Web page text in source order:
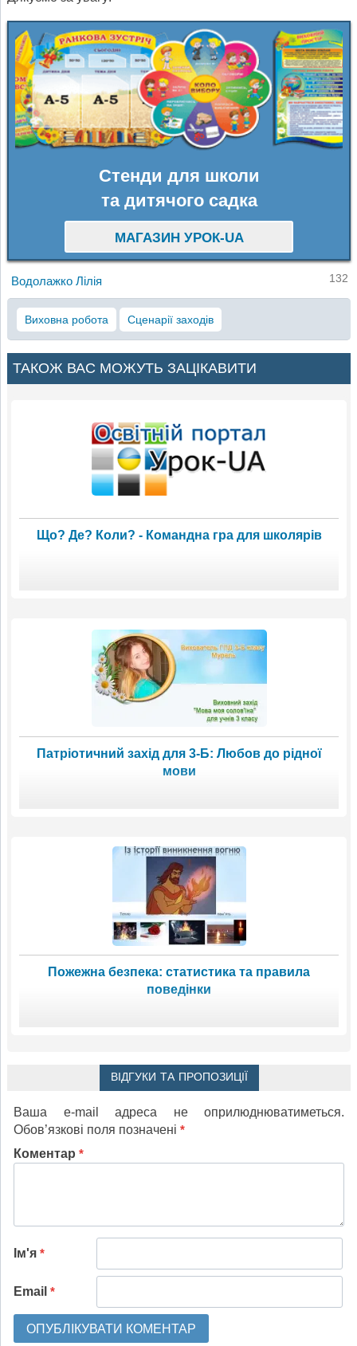
Стенди для школи
та дитячого садка
МАГАЗИН УРОК-UA
Водолажко Лілія 132
Виховна робота Сценарії заходів
ТАКОЖ ВАС МОЖУТЬ ЗАЦІКАВИТИ
Що? Де? Коли? - Командна гра для школярів
Патріотичний захід для 3-Б: Любов до рідної
мови
Пожежна безпека: статистика та правила
поведінки
ВІДГУКИ ТА ПРОПОЗИЦІЇ
Ваша e-mail адреса не оприлюднюватиметься.
Обов’язкові поля позначені *
Коментар *
Ім'я *
Email *